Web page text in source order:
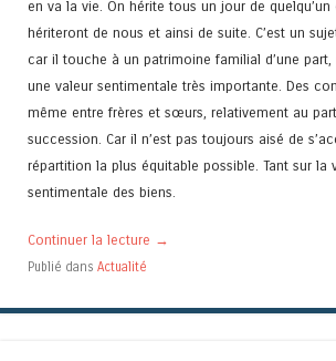
en va la vie. On hérite tous un jour de
hériteront de nous et ainsi de suite. C’est un
car il touche à un patrimoine familial d’une
une valeur sentimentale très importante. Des
même entre frères et sœurs, relativement au
succession. Car il n’est pas toujours aisé de
répartition la plus équitable possible. Tant sur la
sentimentale des biens.
Continuer la lecture →
Publié dans Actualité